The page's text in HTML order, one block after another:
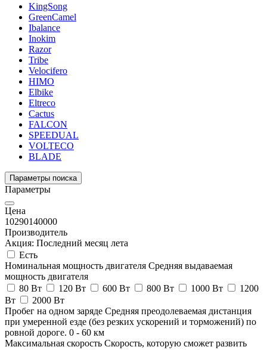
KingSong
GreenCamel
Ibalance
Inokim
Razor
Tribe
Velocifero
HIMO
Elbike
Eltreco
Cactus
FALCON
SPEEDUAL
VOLTECO
BLADE
Параметры поиска
Параметры
Цена
10290140000
Производитель
Акция: Последний месяц лета
Есть
Номинальная мощность двигателя Средняя выдаваемая
мощность двигателя
80 Вт
120 Вт 600 Вт 800 Вт 1000 Вт
1200
Вт
2000 Вт
Пробег на одном заряде Средняя преодолеваемая дистанция
при умеренной езде (без резких ускорений и торможений) по
ровной дороге. 0 - 60 км
Максимальная скорость Скорость, которую сможет развить